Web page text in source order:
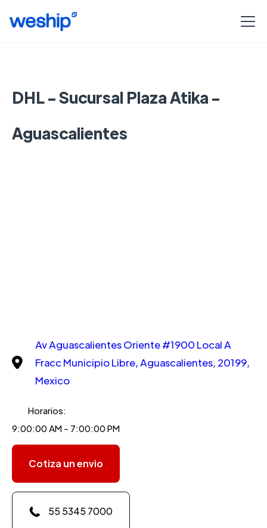
DHL - Sucursal Plaza Atika -
Aguascalientes
Av Aguascalientes Oriente #1900 Local A
Fracc Municipio Libre, Aguascalientes, 20199,
Mexico
Horarios:
9:00:00 AM - 7:00:00 PM
Cotiza un envio
55 5345 7000